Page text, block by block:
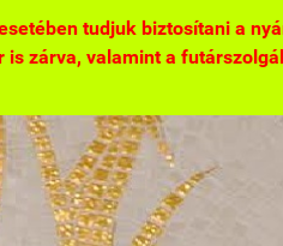
tudjuk biztosítani a
zárva, valamint a